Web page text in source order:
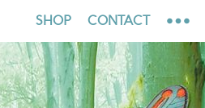
SHOP CONTACT